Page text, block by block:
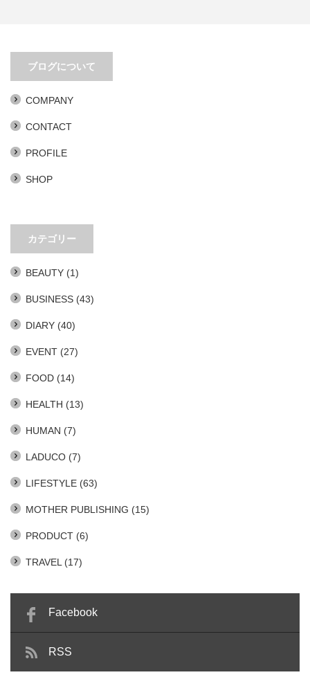
ブログについて
COMPANY
CONTACT
PROFILE
SHOP
カテゴリー
BEAUTY (1)
BUSINESS (43)
DIARY (40)
EVENT (27)
FOOD (14)
HEALTH (13)
HUMAN (7)
LADUCO (7)
LIFESTYLE (63)
MOTHER PUBLISHING (15)
PRODUCT (6)
TRAVEL (17)
Facebook
RSS